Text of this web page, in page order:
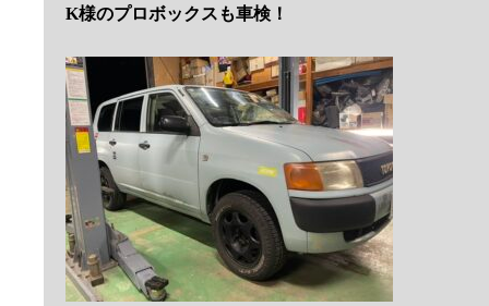
K様のプロボックスも車検！